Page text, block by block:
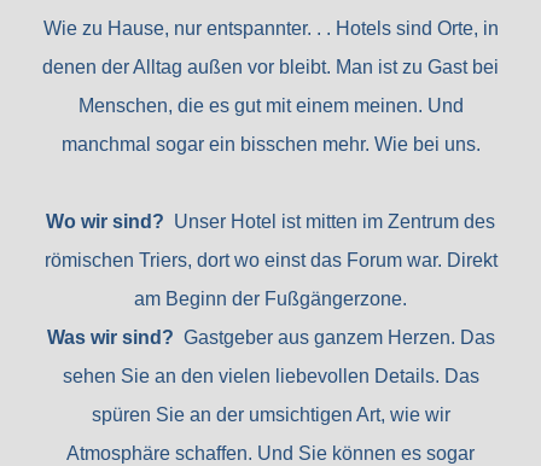
Wie zu Hause, nur entspannter. . . Hotels sind Orte, in
denen der Alltag außen vor bleibt. Man ist zu Gast bei
Menschen, die es gut mit einem meinen. Und
manchmal sogar ein bisschen mehr. Wie bei uns.
Wo wir sind? Unser Hotel ist mitten im Zentrum des
römischen Triers, dort wo einst das Forum war. Direkt
am Beginn der Fußgängerzone.
Was wir sind? Gastgeber aus ganzem Herzen. Das
sehen Sie an den vielen liebevollen Details. Das
spüren Sie an der umsichtigen Art, wie wir
Atmosphäre schaffen. Und Sie können es sogar